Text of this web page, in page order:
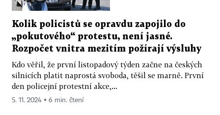
Kolik policistů se opravdu zapojilo do
„pokutového“ protestu, není jasné.
Rozpočet vnitra mezitím požírají výsluhy
Kdo věřil, že první listopadový týden začne na českých
silnicích platit naprostá svoboda, těšil se marně. První
den policejní protestní akce,...
5. 11. 2024 ▪ 6 min. čtení